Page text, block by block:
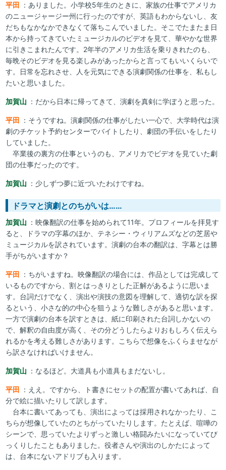
平田 ：ありました。小学校5年生のときに、家族の仕事でアメリカ
のニュージャージー州に行ったのですが、英語もわからないし、友
だちもなかなかできなくて落ちこんでいました。そこでたまたま日
本から持ってきていたミュージカルのビデオを見て、華やかな世界
に引きこまれたんです。2年半のアメリカ生活を乗りきれたのも、
毎晩そのビデオを見る楽しみがあったからと言ってもいいくらいで
す。日常を忘れさせ、人を元気にできる演劇関係の仕事を、私もし
たいと思いました。
加賀山 ：だから日本に帰ってきて、演劇を真剣に学ぼうと思った。
平田 ：そうですね。演劇関係の仕事がしたい一心で、大学時代は演
劇のチケット予約センターでバイトしたり、劇団の手伝いをしたり
していました。
卒業後の裏方の仕事というのも、アメリカでビデオを見ていた劇
団の仕事だったのです。
加賀山 ：少しずつ夢に近づいたわけですね。
ドラマと演劇とのちがいは……
加賀山 ：映像翻訳の仕事を始められて11年。プロフィールを拝見す
ると、ドラマの字幕のほか、テネシー・ウィリアムズなどの芝居や
ミュージカルを訳されています。演劇の台本の翻訳は、字幕とは勝
手がちがいますか？
平田 ：ちがいますね。映像翻訳の場合には、作品としては完成して
いるものですから、割とはっきりとした正解があるように思いま
す。台詞だけでなく、演出や演技の意図を理解して、適切な訳を探
るという、小さな的の中心を狙うような難しさがあると思います。
一方で演劇の台本を訳すときは、紙に印刷された台詞しかないの
で、解釈の自由度が高く、その分どうしたらよりおもしろく伝えら
れるかを考える難しさがあります。こちらで想像をふくらませなが
ら訳さなければいけません。
加賀山 ：なるほど。大道具も小道具もまだないし。
平田 ：ええ。ですから、ト書きにセットの配置が書いてあれば、自
分で絵に描いたりして訳します。
台本に書いてあっても、演出によっては採用されなかったり、こ
ちらが想像していたのとちがっていたりします。たとえば、喧嘩の
シーンで、思っていたよりずっと激しい格闘みたいになっていてび
っくりしたこともありました。役者さんや演出のしかたによって
は、台本にないアドリブも入ります。